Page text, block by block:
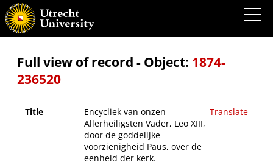
Encycliek van onzen Allerheiligsten Vader, Leo XIII, door de goddelijke voorzienigheid
Paus, over de eenheid der kerk.
Full view of record - Object: 1874-
236520
Title
Encycliek van onzen
Allerheiligsten Vader, Leo XIII,
door de goddelijke
voorzienigheid Paus, over de
eenheid der kerk.
Translate